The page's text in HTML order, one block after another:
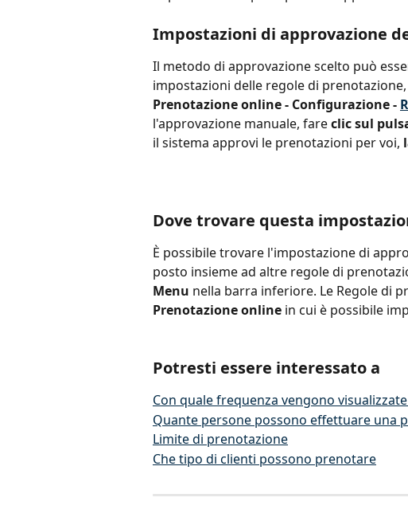
Impostazioni di approvazione
Il metodo di approvazione scelto può
impostazioni delle regole di
Prenotazione online - Configurazione -
l'approvazione manuale, fare clic sul
il sistema approvi le prenotazioni per voi,
Dove trovare questa
È possibile trovare l'impostazione di
posto insieme ad altre regole di
Menu nella barra inferiore. Le Regole di
Prenotazione online in cui è possibile
Potresti essere interessato a
Con quale frequenza vengono
Quante persone possono effettuare una
Limite di prenotazione
Che tipo di clienti possono prenotare